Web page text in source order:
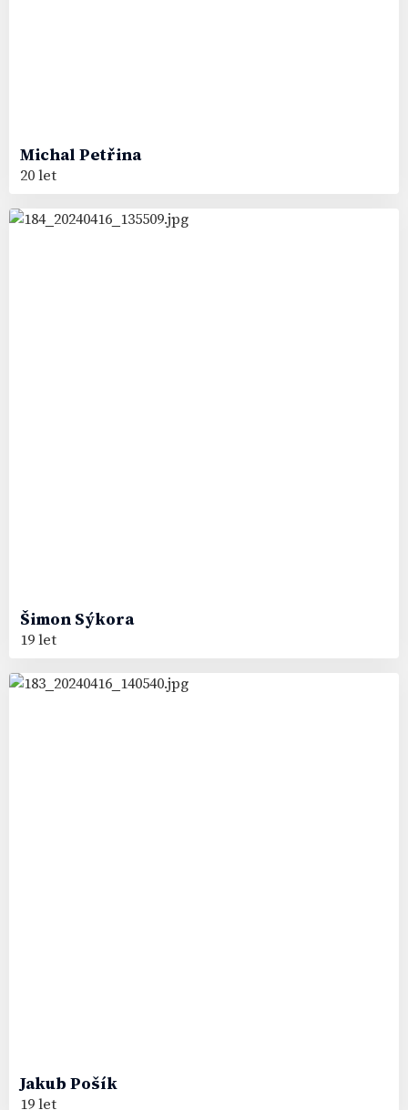
Michal Petřina
20 let
Šimon Sýkora
19 let
5
Jakub Pošík
19 let
9